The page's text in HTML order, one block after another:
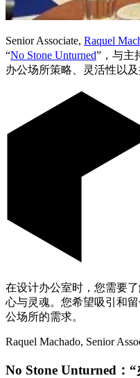
Senior Associate, Raquel
“No Stone Unturned”，与主
办公场所策略、灵活性以
在设计办公室时，您需要
心与灵魂。您希望吸引和
公场所的需求。
Raquel Machado, Senior
No Stone Unturned：